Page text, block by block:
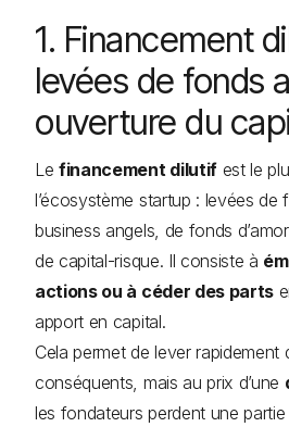
1. Financement
levées de fonds
ouverture du
Lefinancement dilutifest le
l’écosystème startup : levées de
business angels, de fonds
de capital-risque. Il consiste à
actions ou à céder des parts
apport en capital.
Cela permet de lever
conséquents, mais au prix d’une
les fondateurs perdent une